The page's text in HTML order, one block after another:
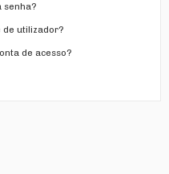
senha?
de utilizador?
de acesso?